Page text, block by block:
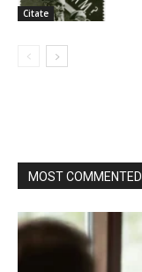
Citate
MOST COMMENTED